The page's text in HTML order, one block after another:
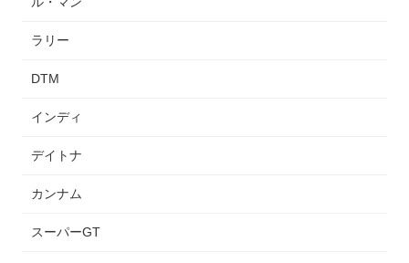
ラリー
DTM
インディ
デイトナ
カンナム
スーパーGT